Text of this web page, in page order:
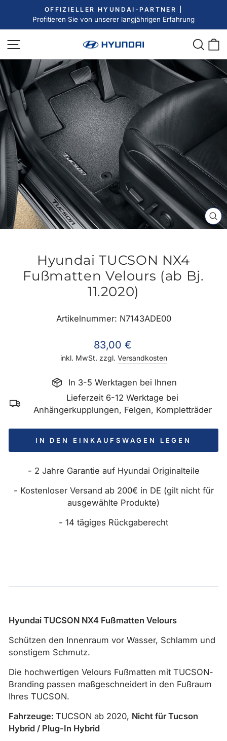
Inhalt
Pause
OFFIZIELLER HYUNDAI-PARTNER |
Profitieren Sie von unserer langjährigen Erfahrung
Seitennavigation
Hyundai TUCSON NX4
Fußmatten Velours (ab Bj.
11.2020)
Artikelnummer: N7143ADE00
Normaler
Preis
83,00 €
inkl. MwSt. zzgl. Versandkosten
In 3-5 Werktagen bei Ihnen
Lieferzeit 6-12 Werktage bei
Anhängerkupplungen, Felgen, Kompletträder
IN DEN EINKAUFSWAGEN LEGEN
- 2 Jahre Garantie auf Hyundai Originalteile
- Kostenloser Versand ab 200€ in DE (gilt nicht für
ausgewählte Produkte)
- 14 tägiges Rückgaberecht
Hyundai TUCSON NX4 Fußmatten Velours
Schützen den Innenraum vor Wasser, Schlamm und
sonstigem Schmutz.
Die hochwertigen Velours Fußmatten mit TUCSON-
Branding passen maßgeschneidert in den Fußraum
Ihres TUCSON.
Fahrzeuge: TUCSON ab 2020, Nicht für Tucson
Hybrid / Plug-In Hybrid